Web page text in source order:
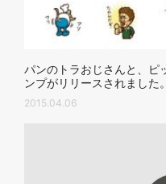
パンのトラおじさんと、ピ
ンプがリリースされました。
2015.04.06